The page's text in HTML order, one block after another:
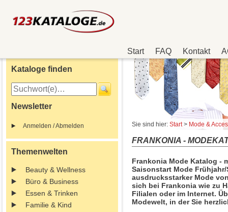
Start FAQ Kontakt
Kataloge finden
Newsletter
Anmelden / Abmelden
Themenwelten
Beauty & Wellness
Büro & Business
Essen & Trinken
Familie & Kind
Sie sind hier: Start> Mode &
FRANKONIA -
Frankonia Mode Katalog -
Saisonstart Mode
ausdrucksstarker Mode
sich bei Frankonia wie zu
Filialen oder im Internet.
Modewelt, in der Sie